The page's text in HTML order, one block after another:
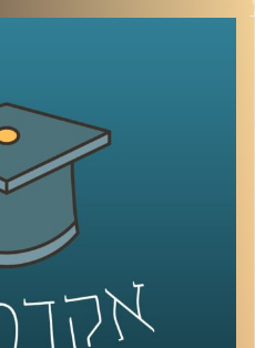
כלל מדמיינים מוטציות, גנים
שמצליח להתחמק. זו שכבת
שעוטפות את התאים שלנו, כמו
ביולוגית. כשהתעודה הזו
זה יכול להופיע גם במחלות
נפוצה וכואבת שלפעמים
אבחנה. והשאלה המרתקת היא
האלה על פני התא ולהפוך
לאבחון מוקדם יותר וגם לטיפול
היום בפרק אנחנו נכנסים
התרגומית, ונשאל איך הופכים